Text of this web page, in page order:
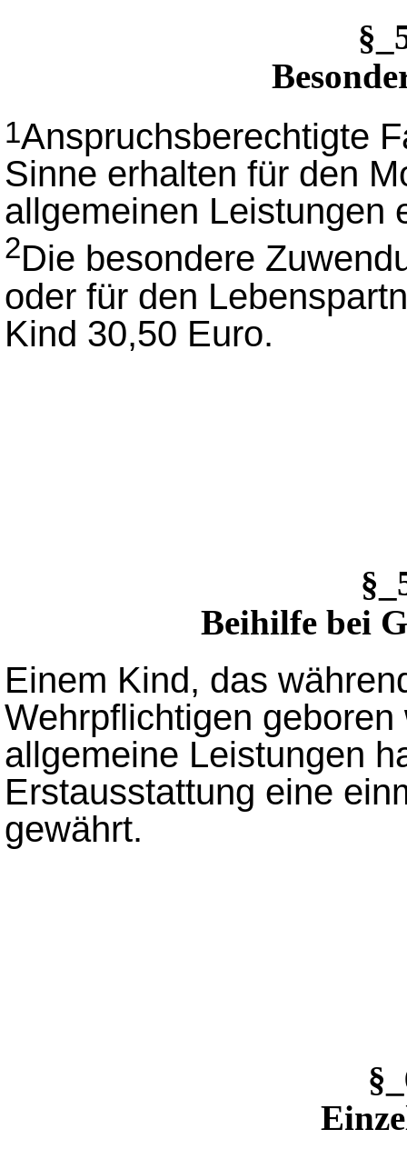
1Anspruchsberechtigte
Sinne erhalten für den
allgemeinen Leistungen
2Die besondere
oder für den
Kind 30,50 Euro.
Beihilfe bei
Einem Kind, das
Wehrpflichtigen
allgemeine Leistungen
Erstausstattung eine
gewährt.